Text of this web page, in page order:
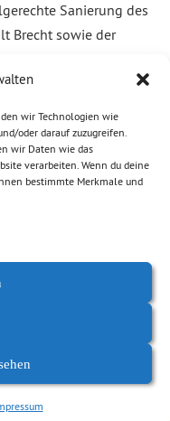
wir Technologien wie
oder darauf zuzugreifen.
wir Daten wie das
verarbeiten. Wenn du deine
bestimmte Merkmale und
Sanierung des
Brecht sowie der
[…]
, Stadtplanung,